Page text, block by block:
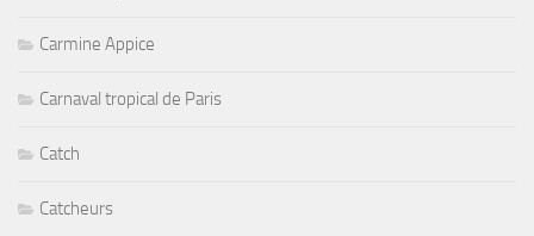
Carmine Appice
Carnaval tropical de Paris
Catch
Catcheurs